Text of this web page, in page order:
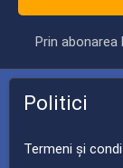
Prin
Politici
Termeni și